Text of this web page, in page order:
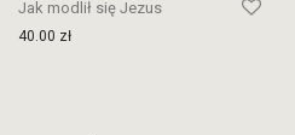
Jak modlił się Jezus
40.00 zł